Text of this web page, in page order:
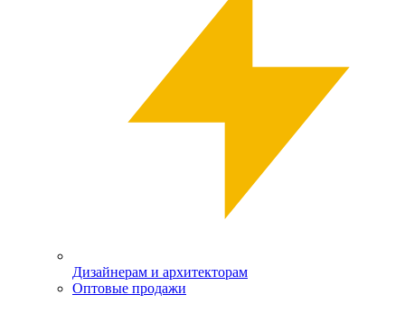
Дизайнерам и архитекторам
Оптовые продажи